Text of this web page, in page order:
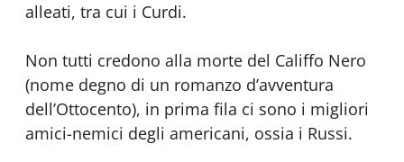
alleati, tra cui i Curdi.
Non tutti credono alla morte del Califfo Nero
(nome degno di un romanzo d’avventura
dell’Ottocento), in prima fila ci sono i migliori
amici-nemici degli americani, ossia i Russi.